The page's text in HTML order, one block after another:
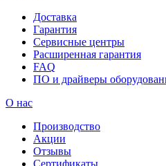
Доставка
Гарантия
Сервисные центры
Расширенная гарантия
FAQ
ПО и драйверы
О нас
Производство
Акции
Отзывы
Сертификаты